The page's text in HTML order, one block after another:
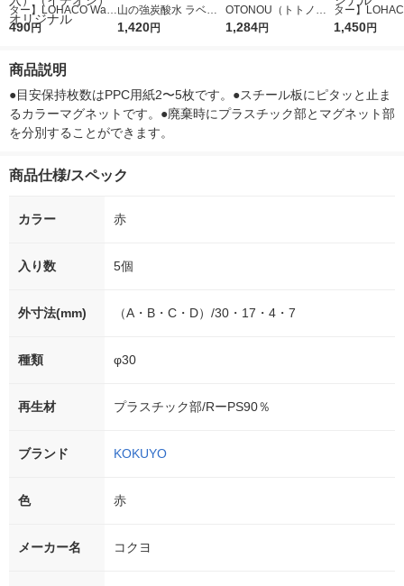
ター】LOHACO Wate
r（ロハコウォータ
シ） オリジナル
490円
山の強炭酸水 ラベル
レス 500ml 1箱（24
1,420円
OTONOU（トトノ
ウ） by BLACK無糖 5
1,284円
ター】
r 410ml 1箱（
1,450円
商品説明
●目安保持枚数はPPC用紙2〜5枚です。●スチール板にピタッと止ま
るカラーマグネットです。●廃棄時にプラスチック部とマグネット部
を分別することができます。
商品仕様/スペック
カラー 赤
入り数 5個
外寸法(mm) （A・B・C・D）/30・17・4・7
種類 φ30
再生材 プラスチック部/RーPS90％
ブランド KOKUYO
色 赤
メーカー名 コクヨ